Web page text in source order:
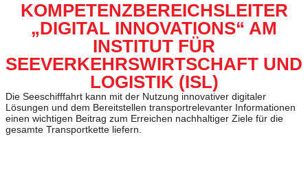
KOMPETENZBEREICHSLEITER
„DIGITAL INNOVATIONS“ AM
INSTITUT FÜR
SEEVERKEHRSWIRTSCHAFT UND
LOGISTIK (ISL)
Die Seeschifffahrt kann mit der Nutzung innovativer digitaler
Lösungen und dem Bereitstellen transportrelevanter Informationen
einen wichtigen Beitrag zum Erreichen nachhaltiger Ziele für die
gesamte Transportkette liefern.